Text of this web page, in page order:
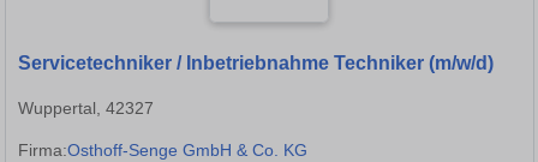
Servicetechniker / Inbetriebnahme Techniker (m/w/d)
Wuppertal, 42327
Firma:Osthoff-Senge GmbH & Co. KG